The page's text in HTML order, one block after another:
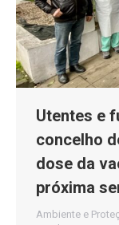
Utentes e
concelho
dose da
próxima
Ambiente e